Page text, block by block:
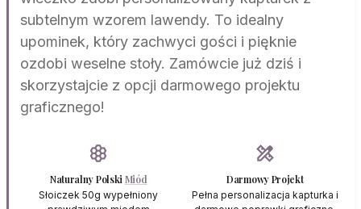
subtelnym wzorem lawendy. To idealny
upominek, który zachwyci gości i pięknie
ozdobi weselne stoły. Zamówcie już dziś i
skorzystajcie z opcji darmowego projektu
graficznego!
hive
Naturalny PolskiMiód
Słoiczek 50g wypełniony
design_services
Darmowy Projekt
Pełna personalizacja kapturka i